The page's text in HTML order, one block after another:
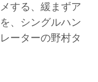
する、緩まずア
、シングルハン
ーターの野村タ